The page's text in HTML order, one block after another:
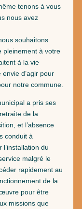
tenons à vous
nous avez
souhaitons
pleinement à votre
à la vie
d’agir pour
notre commune.
a pris ses
de la
et l’absence
conduit à
du
malgré le
rapidement au
de la
pour être
missions que